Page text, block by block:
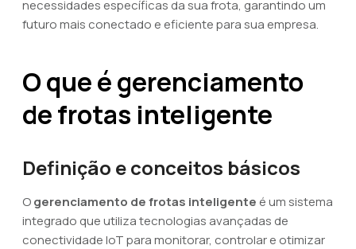
necessidades específicas da sua frota, garantindo um
futuro mais conectado e eficiente para sua empresa.
O que é gerenciamento
de frotas inteligente
Definição e conceitos básicos
Ogerenciamento de frotas inteligente é um sistema
integrado que utiliza tecnologias avançadas de
conectividade IoT para monitorar, controlar e otimizar